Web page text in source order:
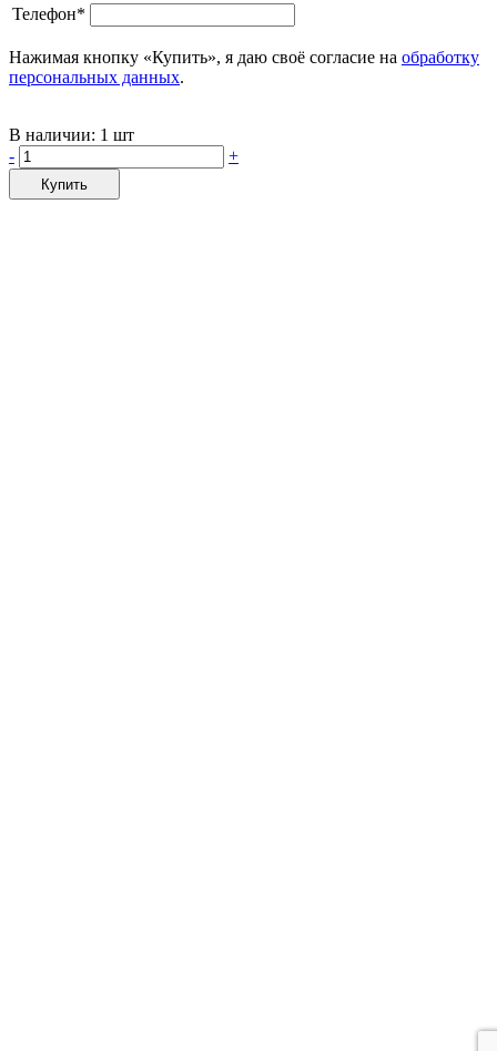
Телефон*
Нажимая кнопку «Купить», я даю своё согласие на обработку
персональных данных.
В наличии: 1 шт
-
+
Купить